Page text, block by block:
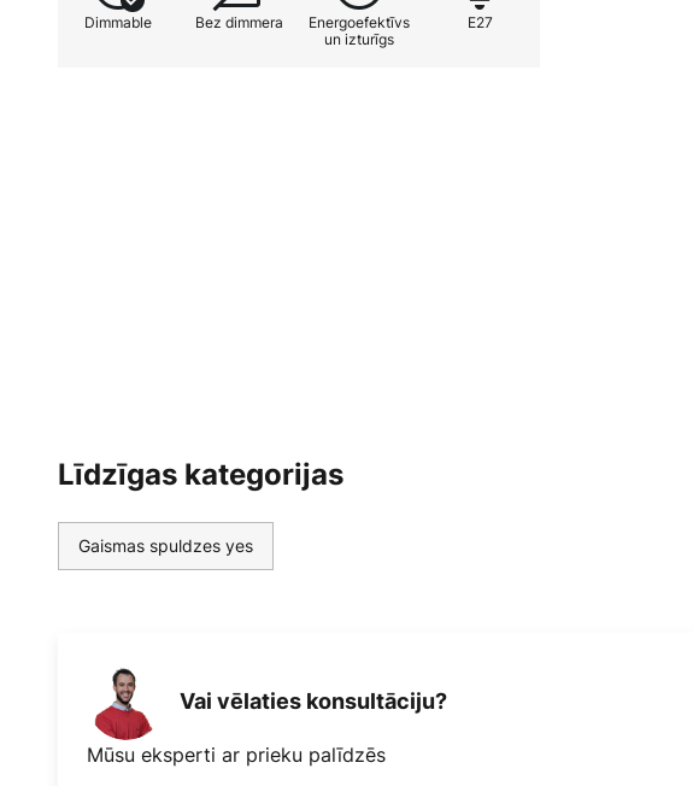
Dimmable Bez dimmera
Energoefektīvs
un izturīgs
E27
Līdzīgas kategorijas
Gaismas spuldzes yes
Vai vēlaties konsultāciju?
Mūsu eksperti ar prieku palīdzēs